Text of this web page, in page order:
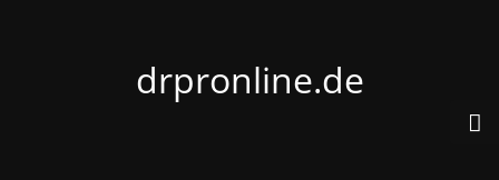
drpronline.de